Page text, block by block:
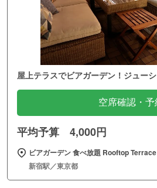
屋上テラスでビアガーデン！ジュー
空席確認・予
平均予算 4,000円
ビアガーデン 食べ放題 Rooftop
新宿駅／東京都